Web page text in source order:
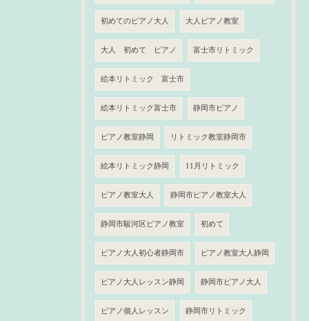
初めてのピアノ大人 大人ピアノ教室
大人 初めて ピアノ 富士市リトミック
絵本リトミック 富士市
絵本リトミック富士市 静岡市ピアノ
ピアノ教室静岡 リトミック教室静岡市
絵本リトミック静岡 11月リトミック
ピアノ教室大人 静岡市ピアノ教室大人
静岡市駿河区ピアノ教室 初めて
ピアノ大人初心者静岡市 ピアノ教室大人静岡
ピアノ大人レッスン静岡 静岡市ピアノ大人
ピアノ個人レッスン 静岡市リトミック